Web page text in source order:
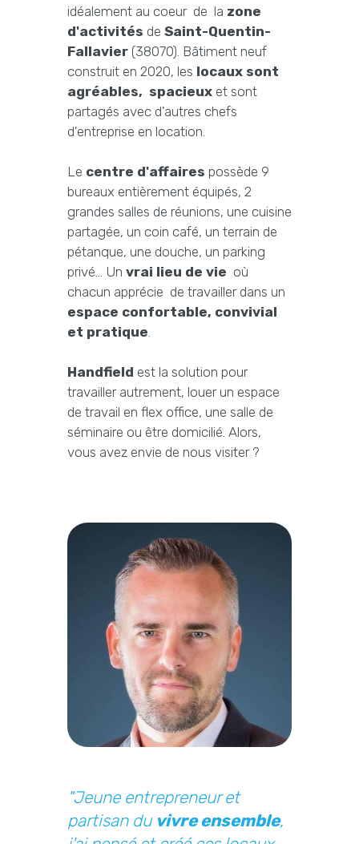
idéalement au coeur de la zone
d'activités de Saint-Quentin-
Fallavier (38070). Bâtiment neuf
construit en 2020, les locaux sont
agréables, spacieux et sont
partagés avec d'autres chefs
d'entreprise en location.
Le centre d'affaires possède 9
bureaux entièrement équipés, 2
grandes salles de réunions, une cuisine
partagée, un coin café, un terrain de
pétanque, une douche, un parking
privé... Un vrai lieu de vie où
chacun apprécie de travailler dans un
espace confortable, convivial
et pratique
Handfield est la solution pour
travailler autrement, louer un espace
de travail en flex office, une salle de
séminaire ou être domicilié. Alors,
vous avez envie de nous visiter ?
"Jeune entrepreneur et
partisan du vivre ensemble,